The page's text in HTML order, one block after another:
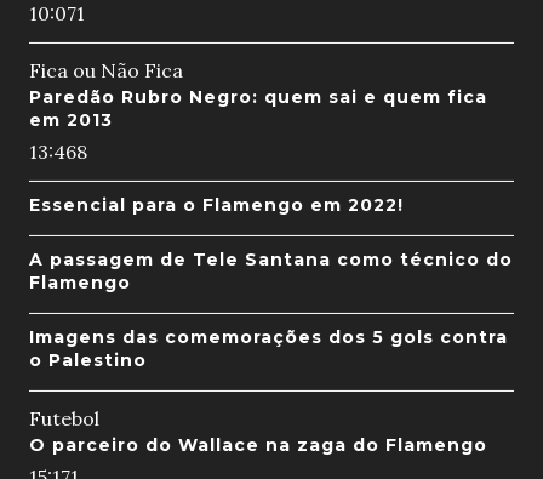
10:071
Fica ou Não Fica
Paredão Rubro Negro: quem sai e quem fica
em 2013
13:468
Essencial para o Flamengo em 2022!
A passagem de Tele Santana como técnico do
Flamengo
Imagens das comemorações dos 5 gols contra
o Palestino
Futebol
O parceiro do Wallace na zaga do Flamengo